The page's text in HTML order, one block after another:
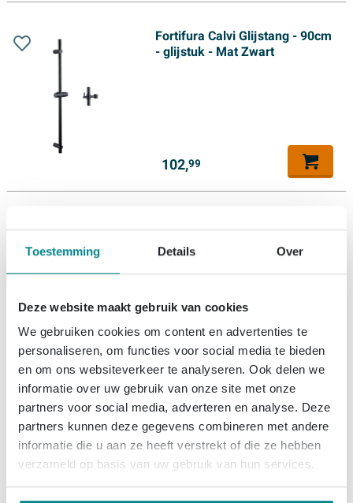
Toestemming Details Over
Deze website maakt gebruik van cookies
We gebruiken cookies om content en advertenties te
personaliseren, om functies voor social media te bieden
en om ons websiteverkeer te analyseren. Ook delen we
informatie over uw gebruik van onze site met onze
partners voor social media, adverteren en analyse. Deze
partners kunnen deze gegevens combineren met andere
informatie die u aan ze heeft verstrekt of die ze hebben
verzameld op basis van uw gebruik van hun services.
Fortifura Calvi Glijstang - 90cm
- glijstuk - Mat Zwart
102,99
Fortifura Calvi Glijstang - 90cm
wandaansluitbocht -
Geborsteld Messing
117,99
Fortifura Calvi Glijstang met
geïntegreerde
wandaansluitbocht - 90cm -